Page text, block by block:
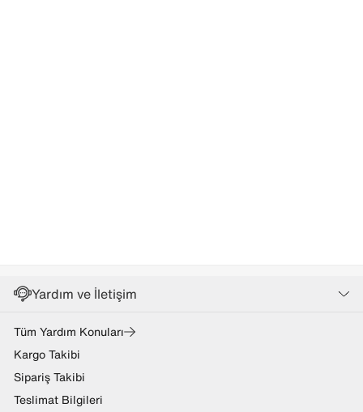
Yardım ve İletişim
Tüm Yardım Konuları
Kargo Takibi
Sipariş Takibi
Teslimat Bilgileri